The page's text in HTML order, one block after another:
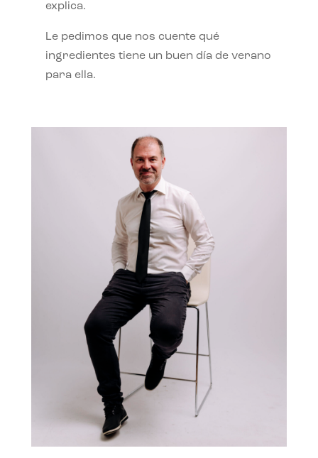
explica.
Le pedimos que nos cuente qué
ingredientes tiene un buen día de verano
para ella.